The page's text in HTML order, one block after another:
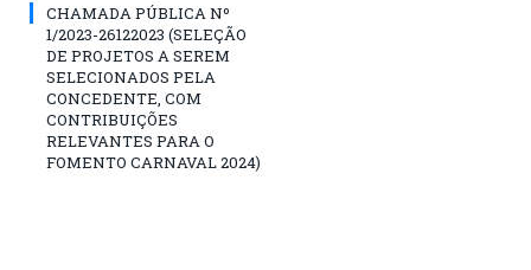
CHAMADA PÚBLICA Nº
1/2023-26122023 (SELEÇÃO
DE PROJETOS A SEREM
SELECIONADOS PELA
CONCEDENTE, COM
CONTRIBUIÇÕES
RELEVANTES PARA O
FOMENTO CARNAVAL 2024)